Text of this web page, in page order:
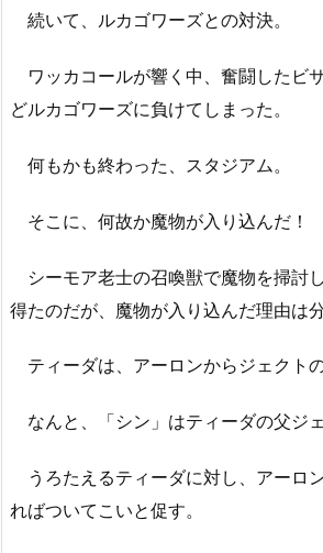
続いて、ルカゴワーズとの対決。
ワッカコールが響く中、奮闘したビ
どルカゴワーズに負けてしまった。
何もかも終わった、スタジアム。
そこに、何故か魔物が入り込んだ！
シーモア老士の召喚獣で魔物を掃討
得たのだが、魔物が入り込んだ理由は
ティーダは、アーロンからジェクトの
なんと、「シン」はティーダの父
うろたえるティーダに対し、アーロ
ればついてこいと促す。